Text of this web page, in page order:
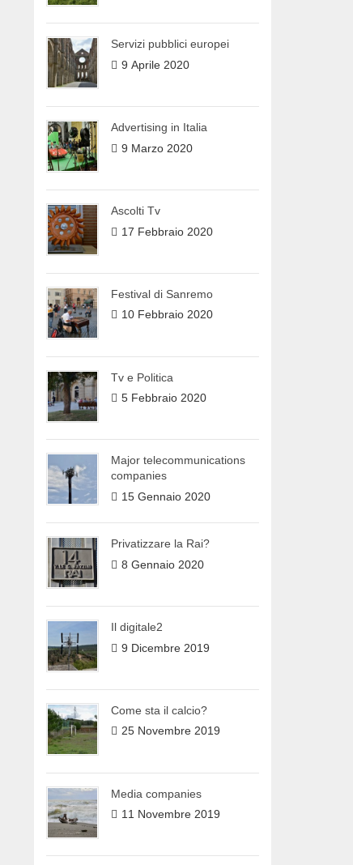
Servizi pubblici europei
9 Aprile 2020
Advertising in Italia
9 Marzo 2020
Ascolti Tv
17 Febbraio 2020
Festival di Sanremo
10 Febbraio 2020
Tv e Politica
5 Febbraio 2020
Major telecommunications
companies
15 Gennaio 2020
Privatizzare la Rai?
8 Gennaio 2020
Il digitale2
9 Dicembre 2019
Come sta il calcio?
25 Novembre 2019
Media companies
11 Novembre 2019